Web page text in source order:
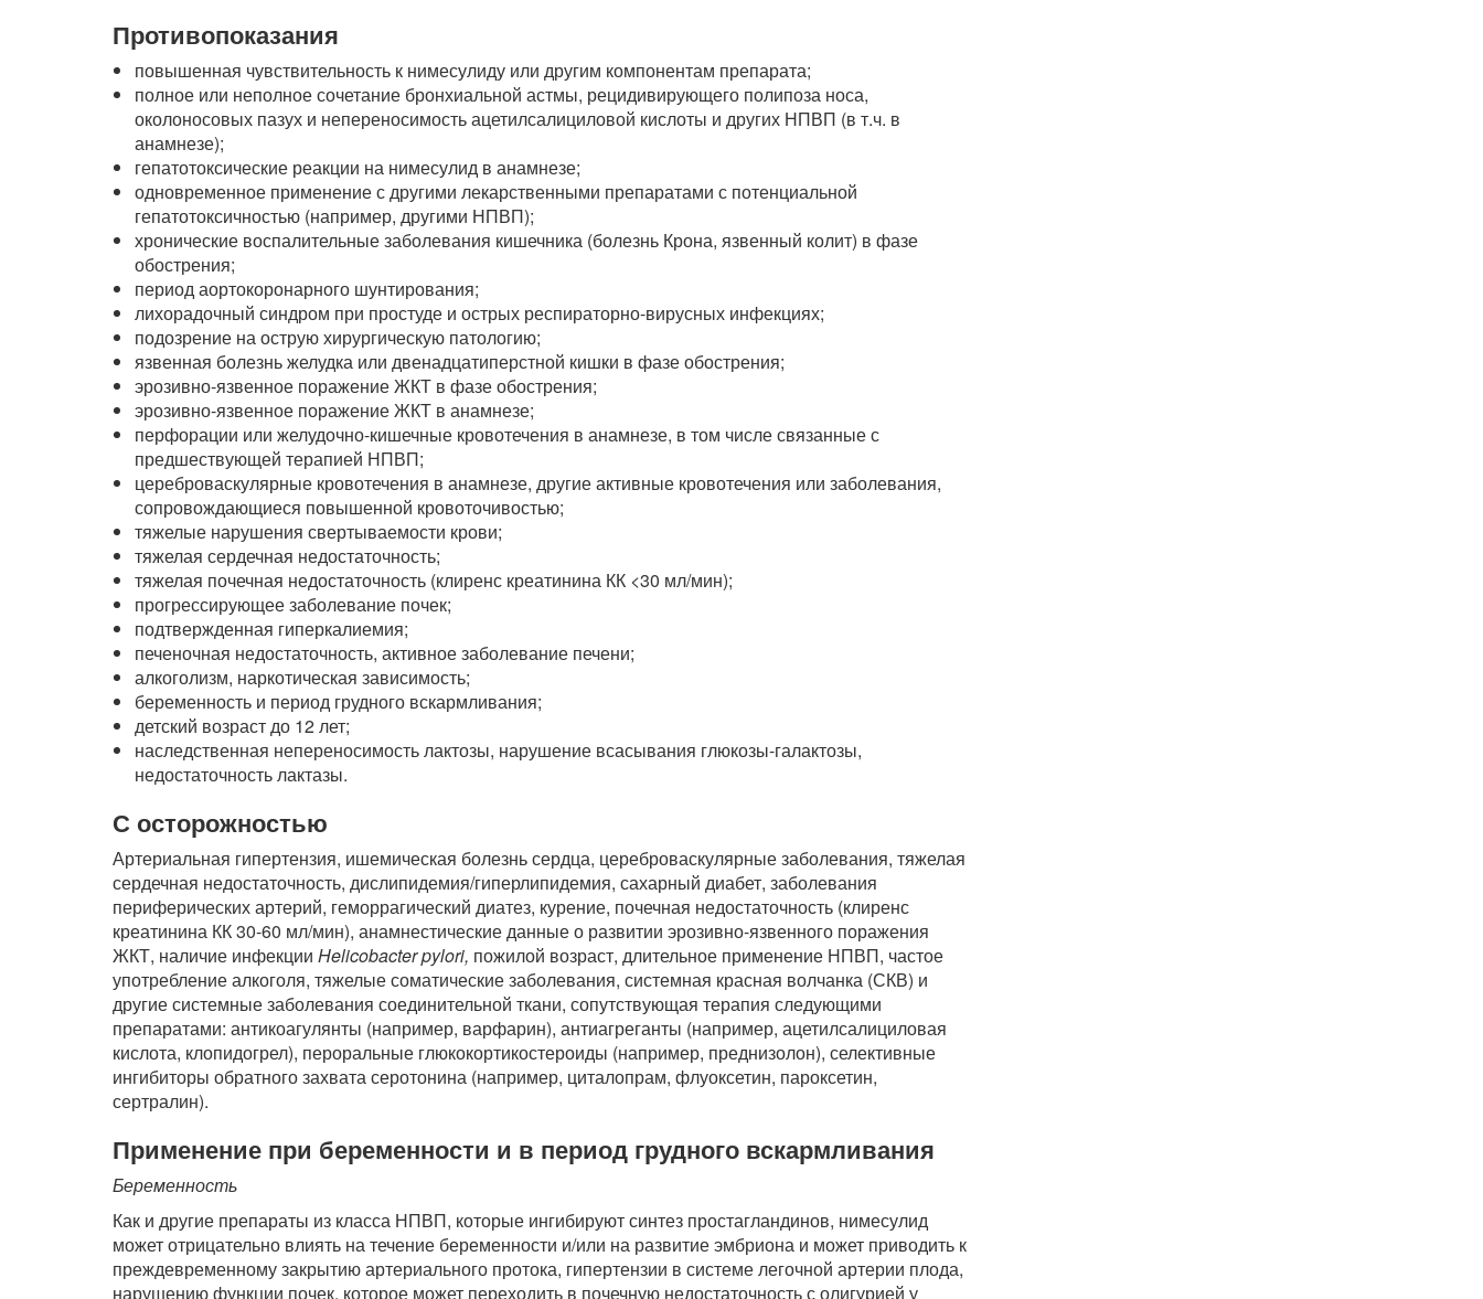
Противопоказания
повышенная чувствительность к нимесулиду или другим компонентам препарата;
полное или неполное сочетание бронхиальной астмы, рецидивирующего полипоза носа,
околоносовых пазух и непереносимость ацетилсалициловой кислоты и других НПВП (в т.ч. в
анамнезе);
гепатотоксические реакции на нимесулид в анамнезе;
одновременное применение с другими лекарственными препаратами с потенциальной
гепатотоксичностью (например, другими НПВП);
хронические воспалительные заболевания кишечника (болезнь Крона, язвенный колит) в фазе
обострения;
период аортокоронарного шунтирования;
лихорадочный синдром при простуде и острых респираторно-вирусных инфекциях;
подозрение на острую хирургическую патологию;
язвенная болезнь желудка или двенадцатиперстной кишки в фазе обострения;
эрозивно-язвенное поражение ЖКТ в фазе обострения;
эрозивно-язвенное поражение ЖКТ в анамнезе;
перфорации или желудочно-кишечные кровотечения в анамнезе, в том числе связанные с
предшествующей терапией НПВП;
цереброваскулярные кровотечения в анамнезе, другие активные кровотечения или заболевания,
сопровождающиеся повышенной кровоточивостью;
тяжелые нарушения свертываемости крови;
тяжелая сердечная недостаточность;
тяжелая почечная недостаточность (клиренс креатинина КК <30 мл/мин);
прогрессирующее заболевание почек;
подтвержденная гиперкалиемия;
печеночная недостаточность, активное заболевание печени;
алкоголизм, наркотическая зависимость;
беременность и период грудного вскармливания;
детский возраст до 12 лет;
наследственная непереносимость лактозы, нарушение всасывания глюкозы-галактозы,
недостаточность лактазы.
С осторожностью
Артериальная гипертензия, ишемическая болезнь сердца, цереброваскулярные заболевания, тяжелая
сердечная недостаточность, дислипидемия/гиперлипидемия, сахарный диабет, заболевания
периферических артерий, геморрагический диатез, курение, почечная недостаточность (клиренс
креатинина КК 30-60 мл/мин), анамнестические данные о развитии эрозивно-язвенного поражения
ЖКТ, наличие инфекции Helicobacter pylori, пожилой возраст, длительное применение НПВП, частое
употребление алкоголя, тяжелые соматические заболевания, системная красная волчанка (СКВ) и
другие системные заболевания соединительной ткани, сопутствующая терапия следующими
препаратами: антикоагулянты (например, варфарин), антиагреганты (например, ацетилсалициловая
кислота, клопидогрел), пероральные глюкокортикостероиды (например, преднизолон), селективные
ингибиторы обратного захвата серотонина (например, циталопрам, флуоксетин, пароксетин,
сертралин).
Применение при беременности и в период грудного вскармливания
Беременность
Как и другие препараты из класса НПВП, которые ингибируют синтез простагландинов, нимесулид
может отрицательно влиять на течение беременности и/или на развитие эмбриона и может приводить к
преждевременному закрытию артериального протока, гипертензии в системе легочной артерии плода,
нарушению функции почек, которое может переходить в почечную недостаточность с олигурией у